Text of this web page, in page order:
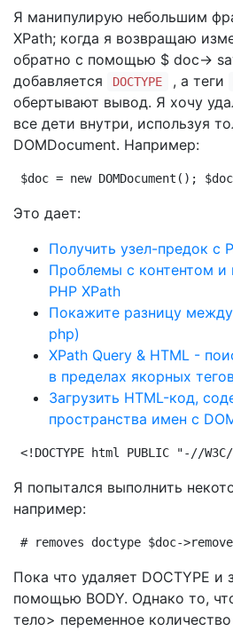
Я манипулирую небольшим
XPath; когда я возвращаю
обратно с помощью $ doc->
добавляется
DOCTYPE , а теги
обертывают вывод. Я хочу
все дети внутри, используя
DOMDocument. Например:
$doc = new
Это дает:
Получить узел-предок с
Проблемы с контентом
PHP XPath
Покажите разницу
php)
XPath Query & HTML -
в пределах якорных
Загрузить HTML-код,
пространства имен с
<!DOCTYPE html PUBLIC "-//
Я попытался выполнить
например:
# removes doctype $doc-
Пока что удаляет DOCTYPE и
помощью BODY. Однако то,
тело> переменное